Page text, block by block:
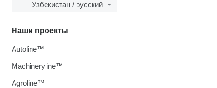
Узбекистан / русский
Наши проекты
Autoline™
Machineryline™
Agroline™